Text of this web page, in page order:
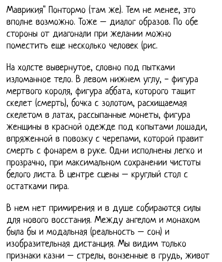
Маврикия" Понтормо (там же). Тем не менее, это
вполне возможно. Тоже – диалог образов. По обе
стороны от диагонали при желании можно
поместить еще несколько человек (рис.
На холсте вывернутое, словно под пытками
изломанное тело. В левом нижнем углу, - фигура
мертвого короля, фигура аббата, которого тащит
скелет (смерть), бочка с золотом, расхищаемая
скелетом в латах, рассыпанные монеты, фигура
женщины в красной одежде под копытами лошади,
впряженной в повозку с черепами, которой правит
смерть с фонарем в руке. Одни исполнены легко и
прозрачно, при максимальном сохранении чистоты
белого листа. В центре сцены – круглый стол с
остатками пира.
В нем нет примирения и в душе собираются силы
для нового восстания. Между ангелом и монахом
была бы и модальная (реальность – сон) и
изобразительная дистанция. Мы видим только
признаки казни – стрелы, вонзенные в грудь, живот